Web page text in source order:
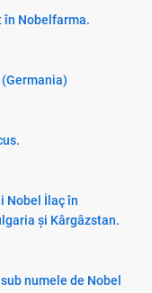
în Nobelfarma.
Nobel İlaç în
și Kârgâzstan.
numele de Nobel